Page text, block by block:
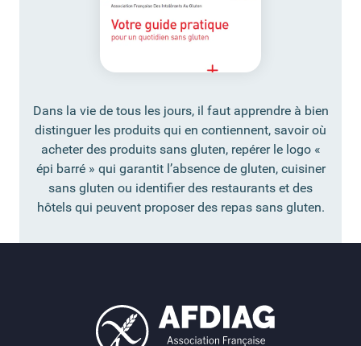
Dans la vie de tous les jours, il faut apprendre à bien
distinguer les produits qui en contiennent, savoir où
acheter des produits sans gluten, repérer le logo «
épi barré » qui garantit l’absence de gluten, cuisiner
sans gluten ou identifier des restaurants et des
hôtels qui peuvent proposer des repas sans gluten.